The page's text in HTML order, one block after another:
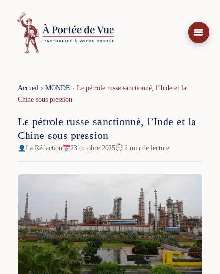
contenu
Accueil› MONDE › Le pétrole russe sanctionné, l’Inde et la
Chine sous pression
Le pétrole russe sanctionné, l’Inde et la
Chine sous pression
La Rédaction 23 octobre 2025⏱ 2 min de lecture